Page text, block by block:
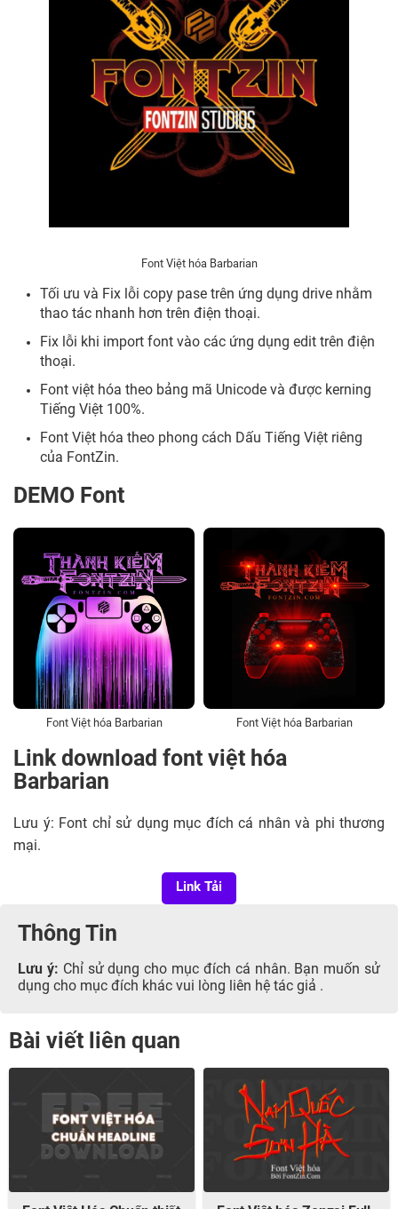
Font Việt hóa Barbarian
Tối ưu và Fix lỗi copy pase trên ứng dụng drive nhằm
thao tác nhanh hơn trên điện thoại.
Fix lỗi khi import font vào các ứng dụng edit trên điện
thoại.
Font việt hóa theo bảng mã Unicode và được kerning
Tiếng Việt 100%.
Font Việt hóa theo phong cách Dấu Tiếng Việt riêng
của FontZin.
DEMO Font
Font Việt hóa Barbarian Font Việt hóa Barbarian
Link download font việt hóa
Barbarian
Lưu ý: Font chỉ sử dụng mục đích cá nhân và phi thương
mại.
Link Tải
Thông Tin
Lưu ý: Chỉ sử dụng cho mục đích cá nhân. Bạn muốn sử
dụng cho mục đích khác vui lòng liên hệ tác giả .
Bài viết liên quan